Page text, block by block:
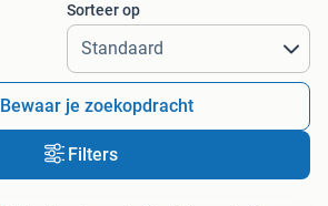
Alle afstanden…
Sorteer op
Bewaar je zoekopdracht
Filters